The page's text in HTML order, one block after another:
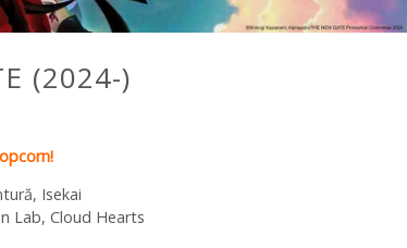
(2024-)
Isekai
Lab, Cloud Hearts